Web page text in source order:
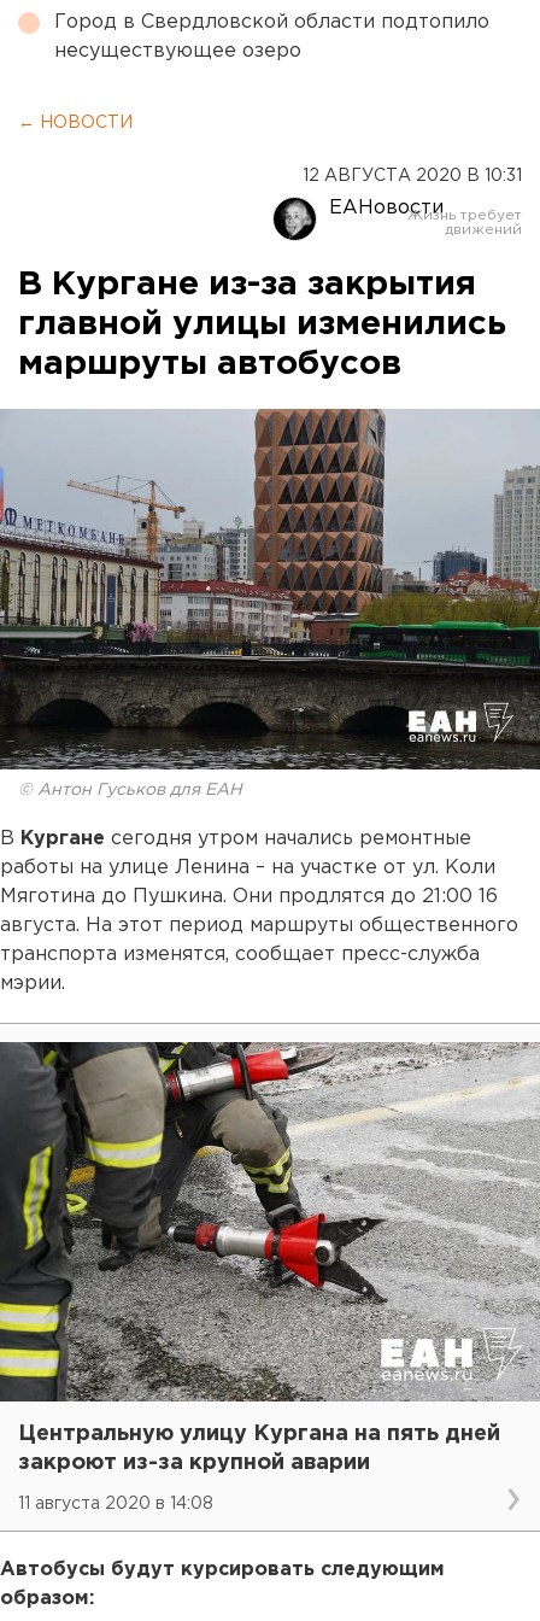
Город в Свердловской области подтопило
несуществующее озеро
← НОВОСТИ
12 АВГУСТА 2020 В 10:31
ЕАНовости
В Кургане из-за закрытия
главной улицы изменились
маршруты автобусов
© Антон Гуськов для ЕАН
В Кургане сегодня утром начались ремонтные
работы на улице Ленина – на участке от ул. Коли
Мяготина до Пушкина. Они продлятся до 21:00 16
августа. На этот период маршруты общественного
транспорта изменятся, сообщает пресс-служба
мэрии.
Центральную улицу Кургана на пять дней
закроют из-за крупной аварии
11 августа 2020 в 14:08
Автобусы будут курсировать следующим
образом: